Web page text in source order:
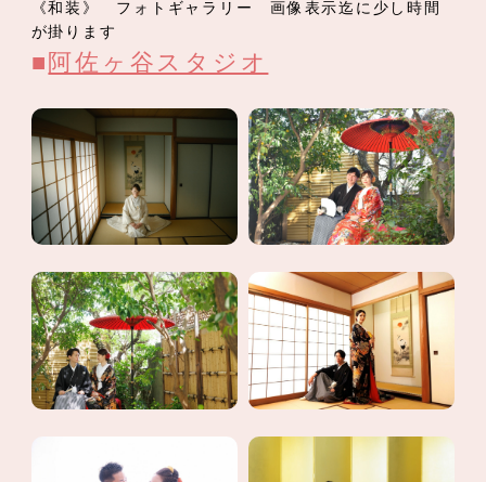
《和装》 フォトギャラリー 画像表示迄に少し時間
が掛ります
■ 阿佐ヶ谷スタジオ